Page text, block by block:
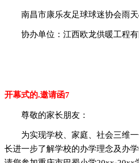
南昌市康乐友足球球迷协会雨
协办单位：江西欧龙供暖工程有
开幕式的.邀请函7
尊敬的家长朋友：
为实现学校、家庭、社会三维
长进一步了解学校的办学理念及办